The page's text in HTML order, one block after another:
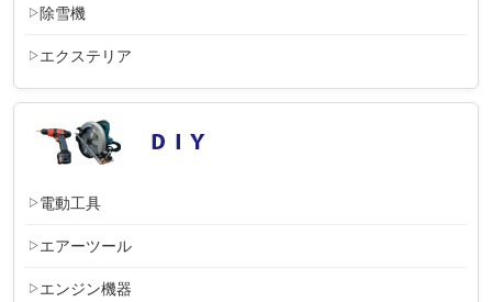
除雪機
エクステリア
電動工具
エアーツール
エンジン機器